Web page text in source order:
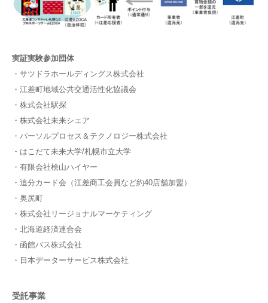
実証実験参加団体
・サツドラホールディングス株式会社
・江差町地域公共交通活性化協議会
・株式会社駅探
・株式会社未来シェア
・パーソルプロセス＆テクノロジー株式会社
・はこだて未来大学/札幌市立大学
・有限会社桧山ハイヤー
・追分カード会（江差商工会員など約40店舗加盟）
・奥尻町
・株式会社リージョナルマーケティング
・北海道経済連合会
・函館バス株式会社
・日本データーサービス株式会社
受託事業